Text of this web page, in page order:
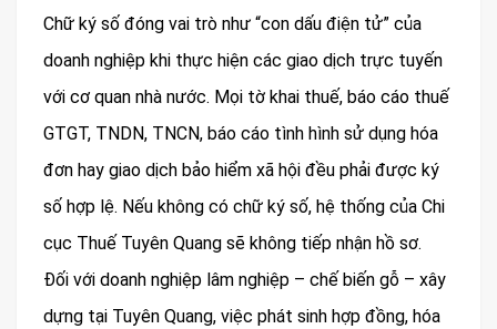
Chữ ký số đóng vai trò như “con dấu điện tử” của
doanh nghiệp khi thực hiện các giao dịch trực tuyến
với cơ quan nhà nước. Mọi tờ khai thuế, báo cáo thuế
GTGT, TNDN, TNCN, báo cáo tình hình sử dụng hóa
đơn hay giao dịch bảo hiểm xã hội đều phải được ký
số hợp lệ. Nếu không có chữ ký số, hệ thống của Chi
cục Thuế Tuyên Quang sẽ không tiếp nhận hồ sơ.
Đối với doanh nghiệp lâm nghiệp – chế biến gỗ – xây
dựng tại Tuyên Quang, việc phát sinh hợp đồng, hóa